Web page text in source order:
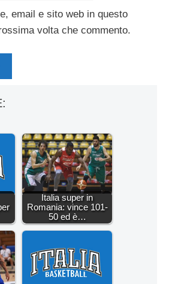
email e sito web in questo
volta che commento.
Italia super in
Romania: vince 101-
50 ed è…